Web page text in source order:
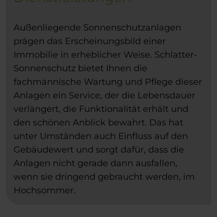
Außenliegende Sonnenschutzanlagen
prägen das Erscheinungsbild einer
Immobilie in erheblicher Weise. Schlatter-
Sonnenschutz bietet Ihnen die
fachmännische Wartung und Pflege dieser
Anlagen ein Service, der die Lebensdauer
verlängert, die Funktionalität erhält und
den schönen Anblick bewahrt. Das hat
unter Umständen auch Einfluss auf den
Gebäudewert und sorgt dafür, dass die
Anlagen nicht gerade dann ausfallen,
wenn sie dringend gebraucht werden, im
Hochsommer.